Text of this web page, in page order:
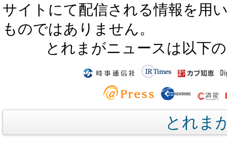
サイトにて配信される情報を用
ものではありません。
とれまがニュースは以下
とれま